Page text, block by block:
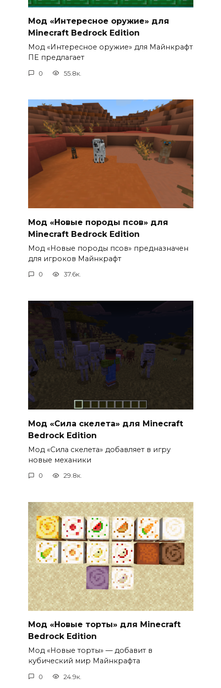
Мод «Интересное оружие» для
Minecraft Bedrock Edition
Мод «Интересное оружие» для Майнкрафт
ПЕ предлагает
0 55.8к.
Мод «Новые породы псов» для
Minecraft Bedrock Edition
Мод «Новые породы псов» предназначен
для игроков Майнкрафт
0 37.6к.
Мод «Сила скелета» для Minecraft
Bedrock Edition
Мод «Сила скелета» добавляет в игру
новые механики
0 29.8к.
Мод «Новые торты» для Minecraft
Bedrock Edition
Мод «Новые торты» — добавит в
кубический мир Майнкрафта
0 24.9к.